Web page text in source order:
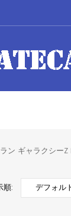
ン ギャラクシー
順: